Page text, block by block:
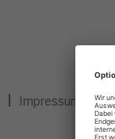
Impressum